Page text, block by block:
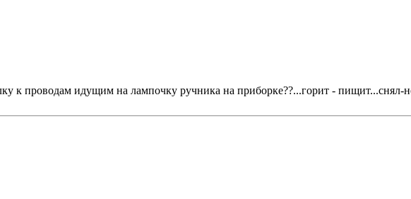
к проводам идущим на лампочку ручника на приборке??...горит - пищит...снял-